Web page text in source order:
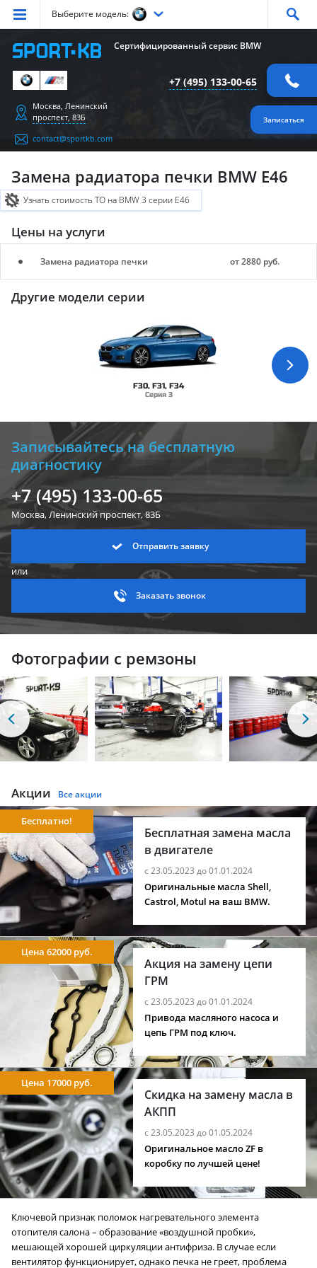
Выберите модель:
Серия Серия Серия
СерияX3
Серия X4 X6 СерияZ4 СерияM
Сертифицированный сервис BMW
+7 (495) 133-00-65
Записаться
Москва, Ленинский
проспект, 83Б
contact@sportkb.com
Замена радиатора печки BMW E46
Узнать стоимость ТО на BMW 3 серии E46
Цены на услуги
Замена радиатора печки от 2880 руб.
Другие модели серии
F30, F31, F34
Серия 3
Записывайтесь на бесплатную
диагностику
+7 (495) 133-00-65
Москва, Ленинскийпроспект, 83Б
Отправить заявку
или
Заказать звонок
Фотографии с ремзоны
Акции Все акции
Бесплатная замена масла
в двигателе
с 23.05.2023 до 01.01.2024
Бесплатно!
Оригинальные масла Shell,
Castrol, Motul на ваш BMW.
Акция на замену цепи
ГРМ
с 23.05.2023 до 01.01.2024
Цена 62000 руб.
Привода масляного насоса и
цепь ГРМ под ключ.
Скидка на замену масла в
АКПП
с 23.05.2023 до 01.05.2024
Цена 17000 руб.
Оригинальное масло ZF в
коробку по лучшей цене!
Ключевой признак поломок нагревательного элемента
отопителя салона – образование «воздушной пробки»,
мешающей хорошей циркуляции антифриза. В случае если
вентилятор функционирует, однако печка не греет, проблема